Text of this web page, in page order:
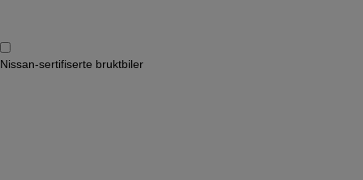
Nissan-sertifiserte bruktbiler